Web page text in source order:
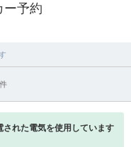
ー予約
れた電気を使用しています